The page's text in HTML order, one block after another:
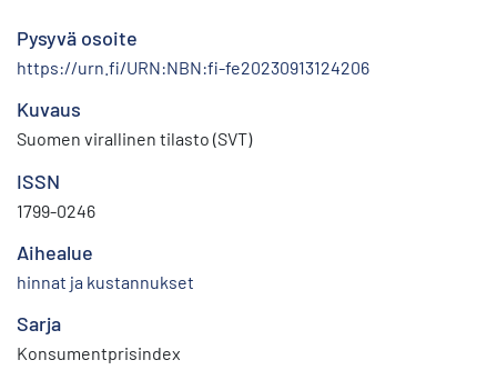
Pysyvä osoite
https://urn.fi/URN:NBN:fi-fe20230913124206
Kuvaus
Suomen virallinen tilasto (SVT)
ISSN
1799-0246
Aihealue
hinnat ja kustannukset
Sarja
Konsumentprisindex